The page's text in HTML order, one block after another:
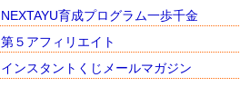
NEXTAYU育成プログラム一歩千金
第５アフィリエイト
インスタントくじメールマガジン